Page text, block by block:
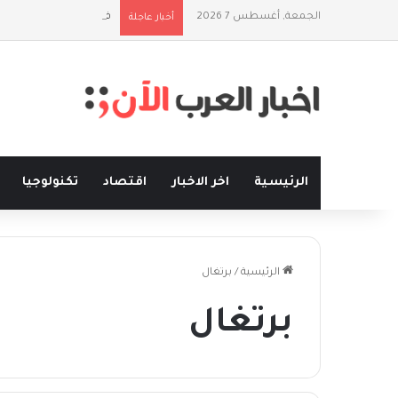
الجمعة, أغسطس 7 2026 أخبار عاجلة فلسفة الخيط
الرئيسية اخر الاخبار اقتصاد تكنولوجيا
الرئيسية / برتغال
برتغال